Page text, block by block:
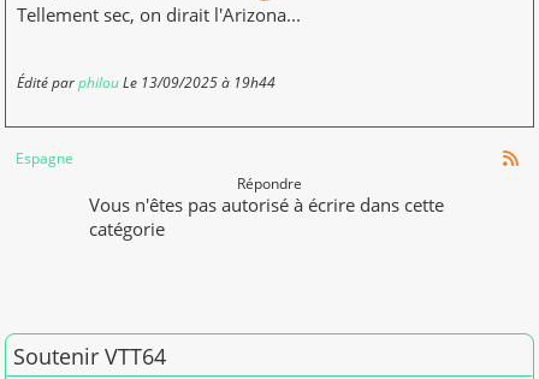
Tellement sec, on dirait l'Arizona...
Édité parphilouLe 13/09/2025 à 19h44
Espagne
Répondre
Vous n'êtes pas autorisé à écrire dans cette
catégorie
Soutenir VTT64